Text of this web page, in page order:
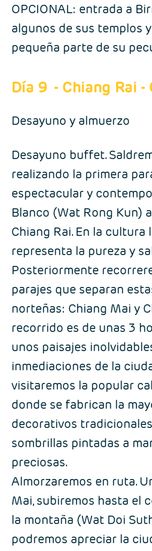
OPCIONAL: entrada a
algunos de sus templos
pequeña parte de su
Día 9 - Chiang Rai
Desayuno y almuerzo
Desayuno buffet.
realizando la primera
espectacular y
Blanco (Wat Rong Kun)
Chiang Rai. En la cultura
representa la pureza y
Posteriormente
parajes que separan
norteñas: Chiang Mai y
recorrido es de unas 3
unos paisajes
inmediaciones de la
visitaremos la popular
donde se fabrican la
decorativos
sombrillas pintadas a
preciosas.
Almorzaremos en ruta.
Mai, subiremos hasta el
la montaña (Wat Doi
podremos apreciar la